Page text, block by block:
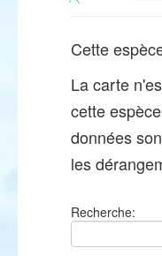
Cette
La carte
cette
données
les
Recherche: